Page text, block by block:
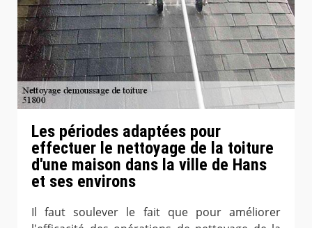
Les périodes adaptées pour
effectuer le nettoyage de la toiture
d'une maison dans la ville de Hans
et ses environs
Il faut soulever le fait que pour améliorer